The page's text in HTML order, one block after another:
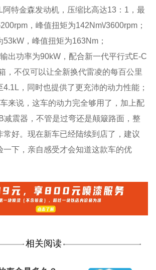
阿特金森发动机，压缩比高达13：1，最
，峰值扭矩为142Nm\/3600rpm；
，峰值扭矩为163Nm；
出功率为90kW，配合新一代平行式E-C
，不仅可以让全新换代雷凌的每百公里
，同时也提供了更充沛的动力性能；
来说，这车的动力完全够用了，加上配
减震器，不管是过弯还是颠簸路面，整
常好。现在新车已经陆续到店了，建议
一下，亲自感受才会知道这款车的优
相关阅读